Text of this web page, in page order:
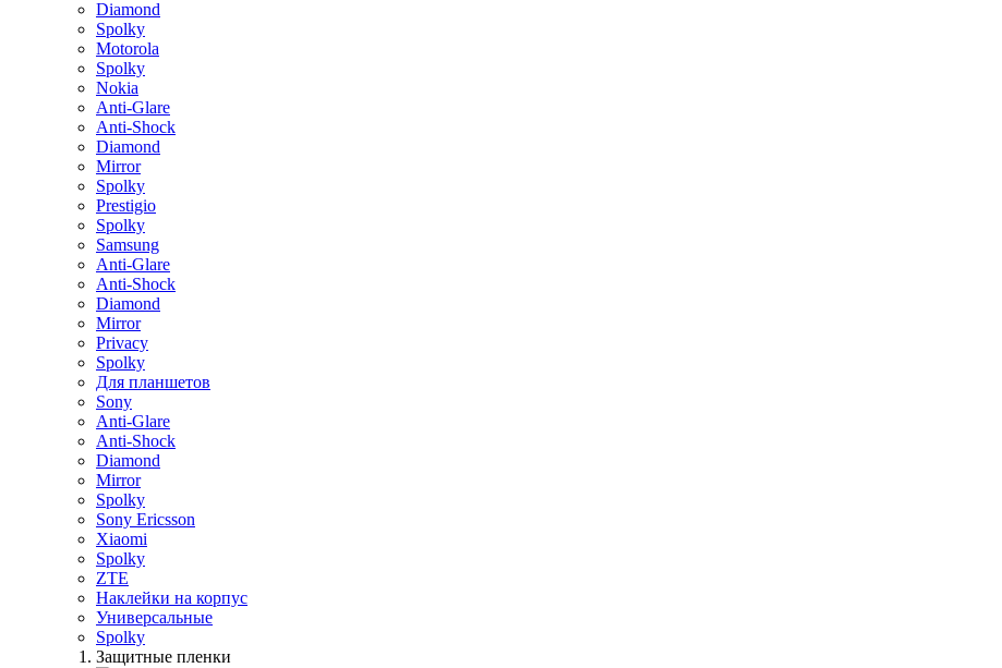
Diamond
Spolky
Motorola
Spolky
Nokia
Anti-Glare
Anti-Shock
Diamond
Mirror
Spolky
Prestigio
Spolky
Samsung
Anti-Glare
Anti-Shock
Diamond
Mirror
Privacy
Spolky
Для планшетов
Sony
Anti-Glare
Anti-Shock
Diamond
Mirror
Spolky
Sony Ericsson
Xiaomi
Spolky
ZTE
Наклейки на корпус
Универсальные
Spolky
Защитные пленки